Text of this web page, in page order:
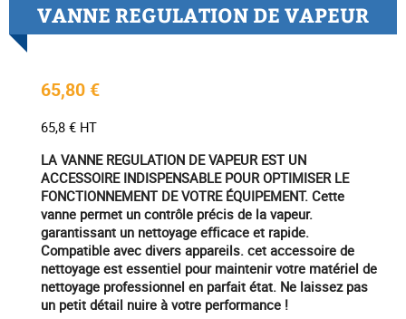
VANNE REGULATION DE VAPEUR
65,80 €
65,8 € HT
LA VANNE REGULATION DE VAPEUR EST UN
ACCESSOIRE INDISPENSABLE POUR OPTIMISER LE
FONCTIONNEMENT DE VOTRE ÉQUIPEMENT. Cette
vanne permet un contrôle précis de la vapeur.
garantissant un nettoyage efficace et rapide.
Compatible avec divers appareils. cet accessoire de
nettoyage est essentiel pour maintenir votre matériel de
nettoyage professionnel en parfait état. Ne laissez pas
un petit détail nuire à votre performance !